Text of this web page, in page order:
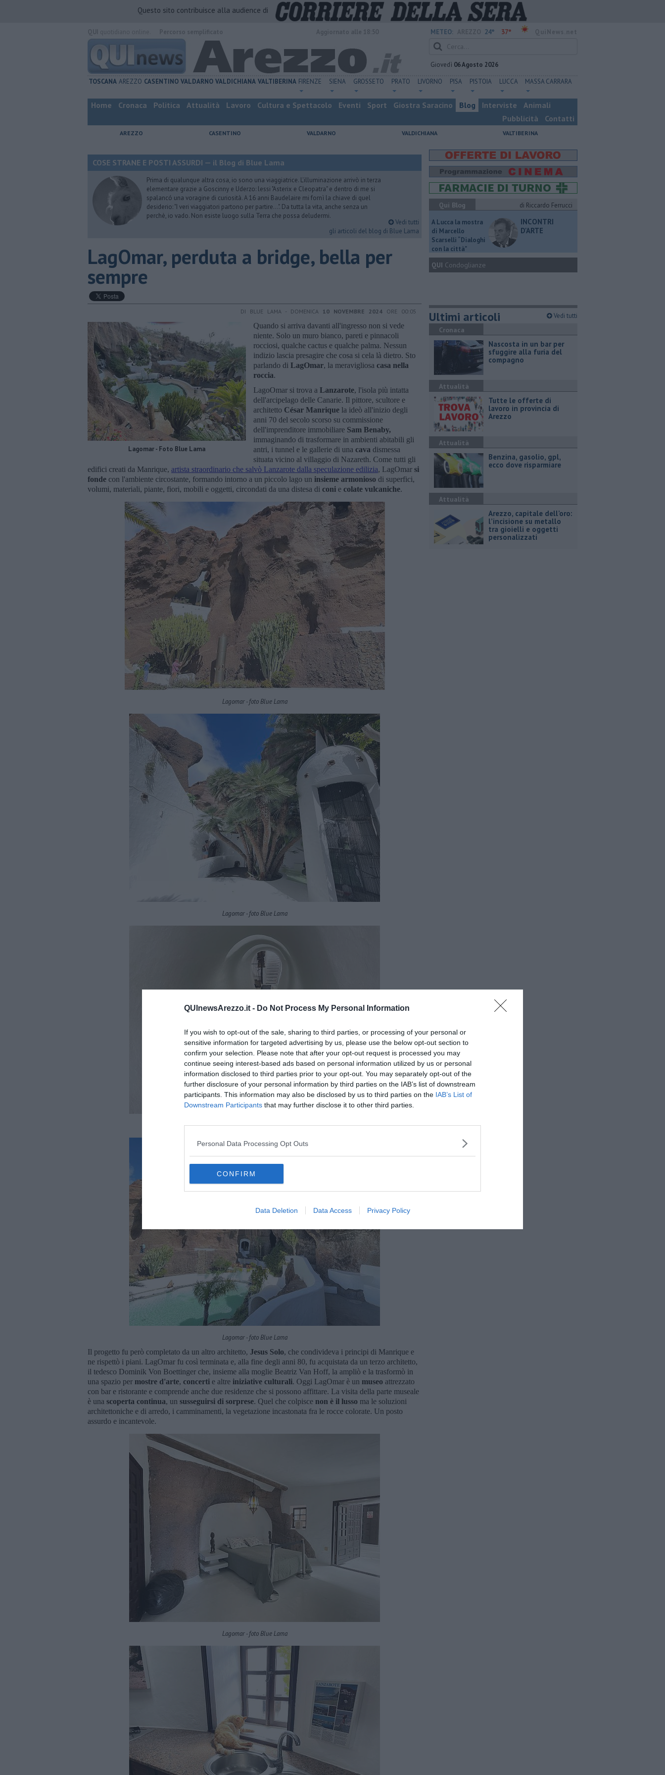
QUInewsArezzo.it - Do Not Process My Personal Information
If you wish to opt-out of the sale, sharing to third parties, or processing of your personal or
sensitive information for targeted advertising by us, please use the below opt-out section to
confirm your selection. Please note that after your opt-out request is processed you may
continue seeing interest-based ads based on personal information utilized by us or personal
information disclosed to third parties prior to your opt-out. You may separately opt-out of the
further disclosure of your personal information by third parties on the IAB’s list of downstream
participants. This information may also be disclosed by us to third parties on the IAB’s List of
Downstream Participants that may further disclose it to other third parties.
Personal Data Processing Opt Outs
CONFIRM
Data Deletion Data Access Privacy Policy
Questo sito contribuisce alla audience di
METEO: 24° 37°
Giovedì 06 Agosto 2026
TOSCANA AREZZO CASENTINO VALDARNO VALDICHIANA VALTIBERINA FIRENZE SIENA GROSSETO PRATO LIVORNO PISA PISTOIA LUCCA MASSA CARRARA
Home Cronaca Politica Attualità Lavoro Cultura e Spettacolo Eventi Sport Giostra Saracino Blog Interviste
Animali
Pubblicità
Contatti
AREZZO CASENTINO VALDARNO VALDICHIANA VALTIBERINA
COSE STRANE E POSTI ASSURDI — il Blog di Blue Lama
Prima di qualunque altra cosa, io sono una viaggiatrice. L'illuminazione arrivò in terza
elementare grazie a Goscinny e Uderzo: lessi "Asterix e Cleopatra" e dentro di me si
spalancó una voragine di curiosità. A 16 anni Baudelaire mi fornì la chiave di quel
desiderio: "I veri viaggiatori partono per partire...". Da tutta la vita, anche senza un
perchè, io vado. Non esiste luogo sulla Terra che possa deludermi.
Vedi tutti
gli articoli del blog di Blue Lama
LagOmar, perduta a bridge, bella per
sempre
DI BLUE LAMA - DOMENICA 10 NOVEMBRE 2024 ORE 00:05
Lagomar - Foto Blue Lama
Quando si arriva davanti all'ingresso non si vede
niente. Solo un muro bianco, pareti e pinnacoli
rocciosi, qualche cactus e qualche palma. Nessun
indizio lascia presagire che cosa si cela là dietro. Sto
parlando di LagOmar, la meravigliosa casa nella
roccia.
LagoOmar si trova a Lanzarote, l'isola più intatta
dell'arcipelago delle Canarie. Il pittore, scultore e
architetto César Manrique la ideò all'inizio degli
anni 70 del secolo scorso su commissione
dell'imprenditore immobiliare Sam Benaby,
immaginando di trasformare in ambienti abitabili gli
antri, i tunnel e le gallerie di una cava dismessa
situata vicino al villaggio di Nazareth. Come tutti gli
edifici creati da Manrique, artista straordinario che salvò Lanzarote dalla speculazione edilizia, LagOmar si
fonde con l'ambiente circostante, formando intorno a un piccolo lago un insieme armonioso di superfici,
volumi, materiali, piante, fiori, mobili e oggetti, circondati da una distesa di coni e colate vulcaniche.
Lagomar - foto Blue Lama
Lagomar - foto Blue Lama
Lagomar - foto Blue Lama
Lagomar - foto Blue Lama
Il progetto fu però completato da un altro architetto, Jesus Solo, che condivideva i principi di Manrique e
ne rispettò i piani. LagOmar fu così terminata e, alla fine degli anni 80, fu acquistata da un terzo architetto,
il tedesco Dominik Von Boettinger che, insieme alla moglie Beatriz Van Hoff, la ampliò e la trasformò in
una spazio per mostre d'arte, concerti e altre iniziative culturali. Oggi LagOmar è un museo attrezzato
con bar e ristorante e comprende anche due residenze che si possono affittare. La visita della parte museale
è una scoperta continua, un susseguirsi di sorprese. Quel che colpisce non è il lusso ma le soluzioni
architettoniche e di arredo, i camminamenti, la vegetazione incastonata fra le rocce colorate. Un posto
assurdo e incantevole.
Lagomar - foto Blue Lama
Qui Blog
di Riccardo Ferrucci
A Lucca la mostra
di Marcello
Scarselli “Dialoghi
con la città"
INCONTRI
D'ARTE
QUI Condoglianze
Ultimi articoli Vedi tutti
Cronaca
Nascosta in un bar per
sfuggire alla furia del
compagno
Attualità
​Tutte le offerte di
lavoro in provincia di
Arezzo
Attualità
​Benzina, gasolio, gpl,
ecco dove risparmiare
Attualità
Arezzo, capitale dell’oro:
l’incisione su metallo
tra gioielli e oggetti
personalizzati